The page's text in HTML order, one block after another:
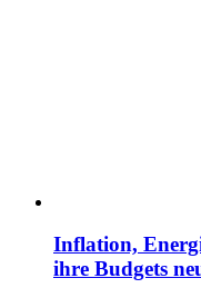
Inflation,
ihre Budgets